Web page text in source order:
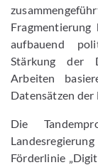
aufbauend
Stärkung der
Arbeiten
Datensätzen
Die
Förderlinie